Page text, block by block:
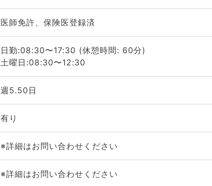
医師免許、保険医登録済
日勤:08:30〜17:30 (休憩時間: 60分)
土曜日:08:30〜12:30
週5.50日
有り
※詳細はお問い合わせください
※詳細はお問い合わせください